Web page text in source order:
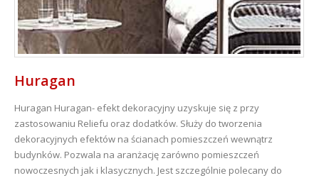
Huragan
Huragan Huragan- efekt dekoracyjny uzyskuje się z przy
zastosowaniu Reliefu oraz dodatków. Służy do tworzenia
dekoracyjnych efektów na ścianach pomieszczeń wewnątrz
budynków. Pozwala na aranżację zarówno pomieszczeń
nowoczesnych jak i klasycznych. Jest szczególnie polecany do